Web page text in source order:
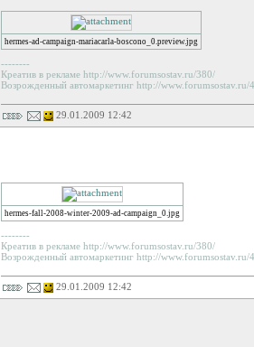
hermes-ad-campaign-mariacarla-boscono_0.preview.jpg
--------
Креатив в рекламе http://www.forumsostav.ru/380/
Возрожденный автомаркетинг http://www.forumsostav.ru/
29.01.2009 12:42
hermes-fall-2008-winter-2009-ad-campaign_0.jpg
--------
Креатив в рекламе http://www.forumsostav.ru/380/
Возрожденный автомаркетинг http://www.forumsostav.ru/
29.01.2009 12:42